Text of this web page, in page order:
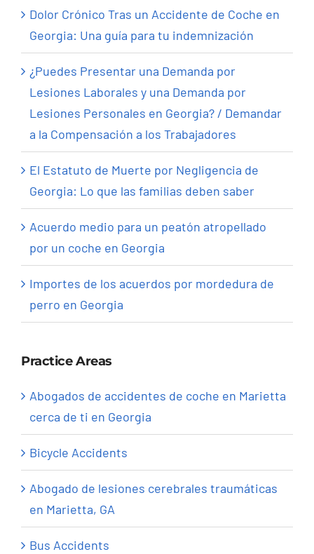
Dolor Crónico Tras un Accidente de Coche en
Georgia: Una guía para tu indemnización
¿Puedes Presentar una Demanda por
Lesiones Laborales y una Demanda por
Lesiones Personales en Georgia? / Demandar
a la Compensación a los Trabajadores
El Estatuto de Muerte por Negligencia de
Georgia: Lo que las familias deben saber
Acuerdo medio para un peatón atropellado
por un coche en Georgia
Importes de los acuerdos por mordedura de
perro en Georgia
Practice Areas
Abogados de accidentes de coche en Marietta
cerca de ti en Georgia
Bicycle Accidents
Abogado de lesiones cerebrales traumáticas
en Marietta, GA
Bus Accidents